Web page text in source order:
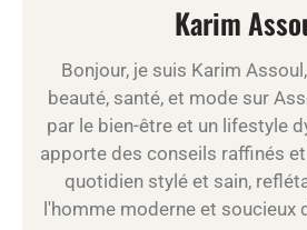
Karim
Bonjour, je suis Karim
beauté, santé, et mode sur
par le bien-être et un lifestyle
apporte des conseils raffinés
quotidien stylé et sain,
l'homme moderne et soucieux